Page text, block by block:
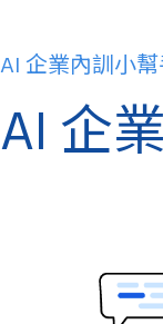
AI 企業內訓小
AI 企